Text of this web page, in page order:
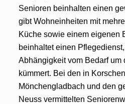
Senioren beinhalten einen
gibt Wohneinheiten mit
Küche sowie einem eigenen
beinhaltet einen
Abhängigkeit vom Bedarf um
kümmert. Bei den in
Mönchengladbach und den
Neuss vermittelten